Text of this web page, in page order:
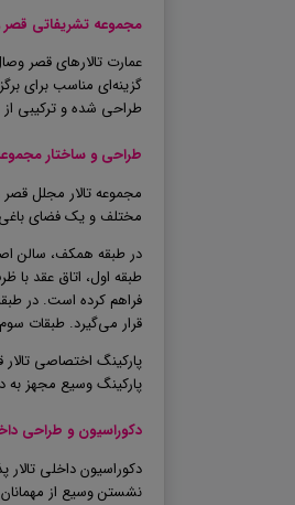
مجموعه تشریفاتی
عمارت تالارهای قصر
طراحی شده و ترکیبی
طراحی و ساختار
مجموعه تالار مجلل
مختلف و یک فضای باغی
فراهم کرده است. در
قرار می‌گیرد. طبقات
پارکینگ اختصاصی تالار
پارکینگ وسیع مجهز به
دکوراسیون و طراحی
دکوراسیون داخلی
نشستن وسیع از